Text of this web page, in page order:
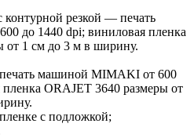
контурной резкой — печать
до 1440 dpi; виниловая пленка
от 1 см до 3 м в ширину.
машиной MIMAKI от 600
ORAJET 3640 размеры от
с подложкой;